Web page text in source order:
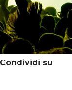
Condividi su